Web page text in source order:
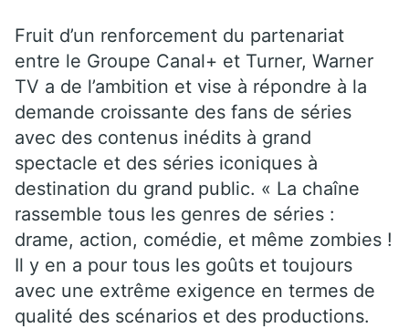
Fruit d’un renforcement du partenariat
entre le Groupe Canal+ et Turner, Warner
TV a de l’ambition et vise à répondre à la
demande croissante des fans de séries
avec des contenus inédits à grand
spectacle et des séries iconiques à
destination du grand public. « La chaîne
rassemble tous les genres de séries :
drame, action, comédie, et même zombies !
Il y en a pour tous les goûts et toujours
avec une extrême exigence en termes de
qualité des scénarios et des productions.